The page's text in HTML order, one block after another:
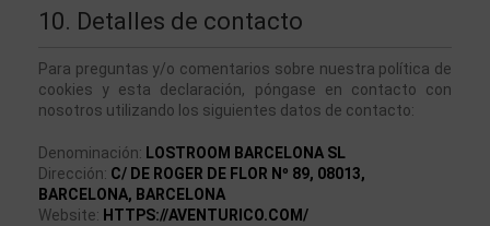
10. Detalles de contacto
Para preguntas y/o comentarios sobre nuestra política de
cookies y esta declaración, póngase en contacto con
nosotros utilizando los siguientes datos de contacto:
Denominación: LOSTROOM BARCELONA SL
Dirección: C/ DE ROGER DE FLOR Nº 89, 08013,
BARCELONA, BARCELONA
Website: HTTPS://AVENTURICO.COM/